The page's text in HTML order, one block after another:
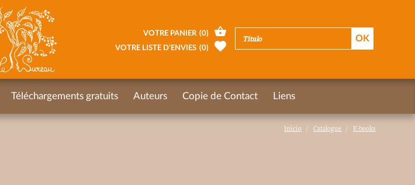
Inicio Catalogue E-books
VOTRE PANIER (0)
VOTRE LISTE D’ENVIES (0)
Téléchargements gratuits Auteurs Copie de Contact Liens